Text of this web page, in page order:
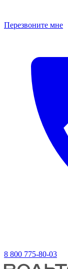
Перезвоните мне
8 800 775-80-03